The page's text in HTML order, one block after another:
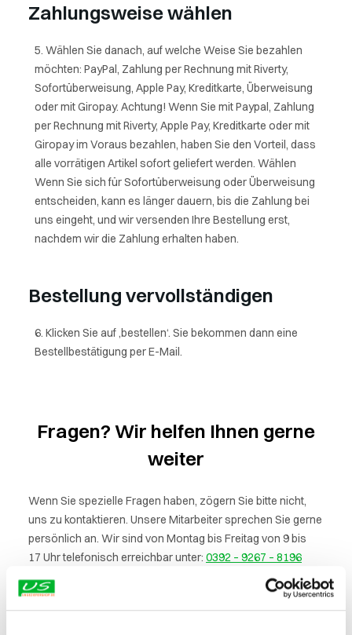
Zahlungsweise wählen
Wählen Sie danach, auf welche Weise Sie bezahlen
möchten: PayPal, Zahlung per Rechnung mit Riverty,
Sofortüberweisung, Apple Pay, Kreditkarte, Überweisung
oder mit Giropay. Achtung! Wenn Sie mit Paypal, Zahlung
per Rechnung mit Riverty, Apple Pay, Kreditkarte oder mit
Giropay im Voraus bezahlen, haben Sie den Vorteil, dass
alle vorrätigen Artikel sofort geliefert werden. Wählen
Wenn Sie sich für Sofortüberweisung oder Überweisung
entscheiden, kann es länger dauern, bis die Zahlung bei
uns eingeht, und wir versenden Ihre Bestellung erst,
nachdem wir die Zahlung erhalten haben.
Bestellung vervollständigen
Klicken Sie auf ‚bestellen‘. Sie bekommen dann eine
Bestellbestätigung per E-Mail.
Fragen? Wir helfen Ihnen gerne
weiter
Wenn Sie spezielle Fragen haben, zögern Sie bitte nicht,
uns zu kontaktieren. Unsere Mitarbeiter sprechen Sie gerne
persönlich an. Wir sind von Montag bis Freitag von 9 bis
17 Uhr telefonisch erreichbar unter: 0392 – 9267 – 8196
oder nutzen Sie unser Kontaktformular.